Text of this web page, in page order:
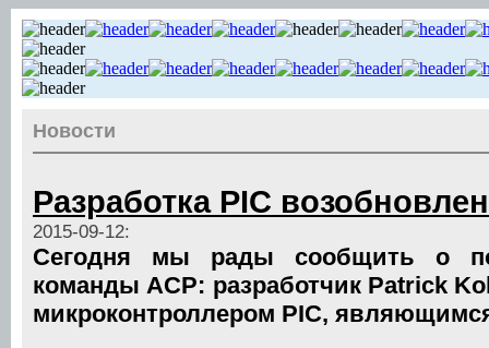
Новости
Разработка PIC
2015-09-12:
Сегодня мы рады сообщить о
команды ACP: разработчик Patrick
микроконтроллером PIC,